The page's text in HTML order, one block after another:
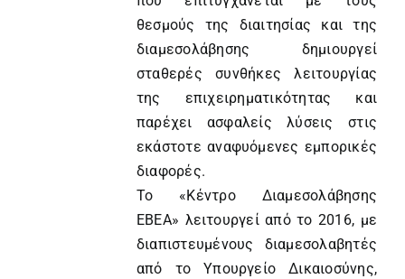
θεσμούς της διαιτησίας και της
διαμεσολάβησης δημιουργεί
σταθερές συνθήκες λειτουργίας
της επιχειρηματικότητας και
παρέχει ασφαλείς λύσεις στις
εκάστοτε αναφυόμενες εμπορικές
διαφορές.
Το «Κέντρο Διαμεσολάβησης
ΕΒΕΑ» λειτουργεί από το 2016, με
διαπιστευμένους διαμεσολαβητές
από το Υπουργείο Δικαιοσύνης,